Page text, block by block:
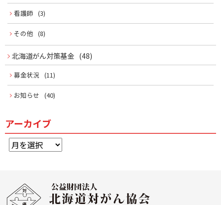
看護師 (3)
その他 (8)
北海道がん対策基金 (48)
募金状況 (11)
お知らせ (40)
アーカイブ
ア
ー